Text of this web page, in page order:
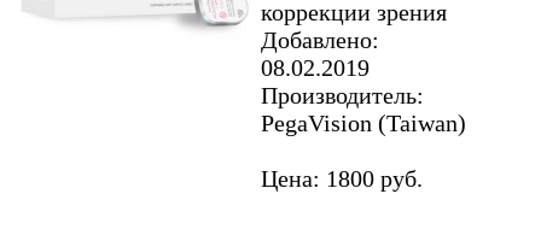
коррекции зрения
Добавлено:
08.02.2019
Производитель:
PegaVision (Taiwan)
Цена: 1800 руб.